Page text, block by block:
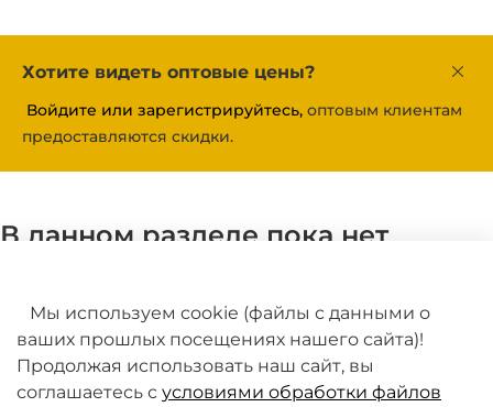
Хотите видеть оптовые цены?
Войдите или зарегистрируйтесь, оптовым клиентам
предоставляются скидки.
В данном разделе пока нет
Мы используем cookie (файлы с данными о
ваших прошлых посещениях нашего сайта)!
Продолжая использовать наш сайт, вы
соглашаетесь с условиями обработки файлов